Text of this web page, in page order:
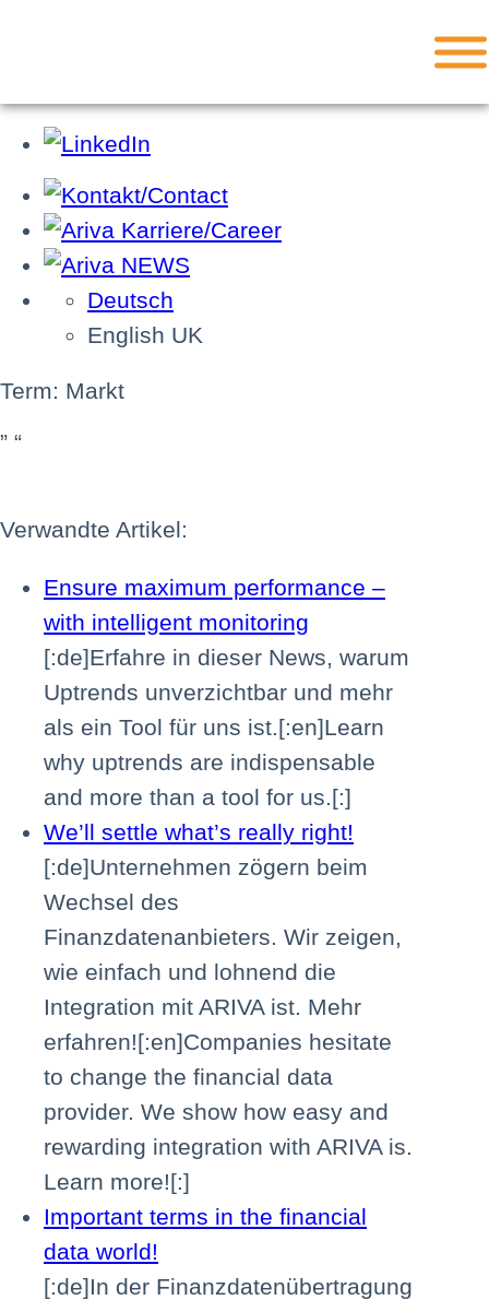
Deutsch
English UK
Term: Markt
” “
Verwandte Artikel:
Ensure maximum performance –
with intelligent monitoring
[:de]Erfahre in dieser News, warum
Uptrends unverzichtbar und mehr
als ein Tool für uns ist.[:en]Learn
why uptrends are indispensable
and more than a tool for us.[:]
We’ll settle what’s really right!
[:de]Unternehmen zögern beim
Wechsel des
Finanzdatenanbieters. Wir zeigen,
wie einfach und lohnend die
Integration mit ARIVA ist. Mehr
erfahren![:en]Companies hesitate
to change the financial data
provider. We show how easy and
rewarding integration with ARIVA is.
Learn more![:]
Important terms in the financial
data world!
[:de]In der Finanzdatenübertragung